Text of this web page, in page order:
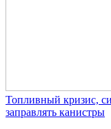
Топливный кризис,
заправлять канистры